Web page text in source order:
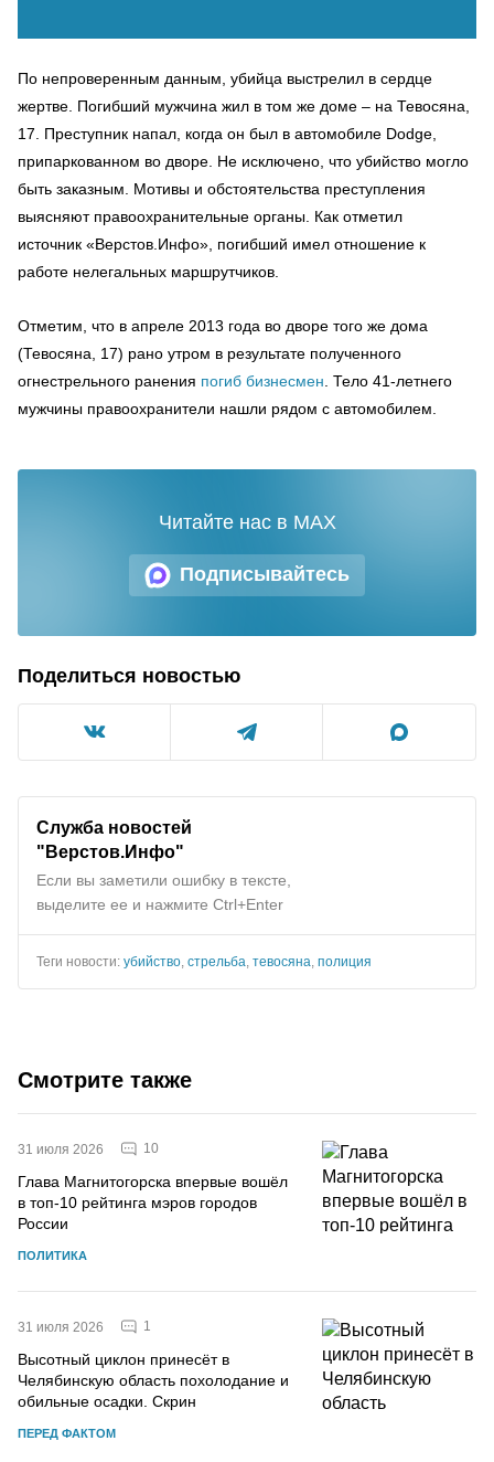
По непроверенным данным, убийца выстрелил в сердце
жертве. Погибший мужчина жил в том же доме – на Тевосяна,
17. Преступник напал, когда он был в автомобиле Dodge,
припаркованном во дворе. Не исключено, что убийство могло
быть заказным. Мотивы и обстоятельства преступления
выясняют правоохранительные органы. Как отметил
источник «Верстов.Инфо», погибший имел отношение к
работе нелегальных маршрутчиков.
Отметим, что в апреле 2013 года во дворе того же дома
(Тевосяна, 17) рано утром в результате полученного
огнестрельного ранения погиб бизнесмен . Тело 41-летнего
мужчины правоохранители нашли рядом с автомобилем.
Подписывайтесь
Читайте нас в MAX
Поделиться новостью
Служба новостей
"Верстов.Инфо"
Если вы заметили ошибку в тексте,
выделите ее и нажмите Ctrl+Enter
Теги новости: убийство стрельба тевосяна полиция
Смотрите также
31 июля 2026 10
Глава Магнитогорска впервые вошёл
в топ-10 рейтинга мэров городов
России
ПОЛИТИКА
31 июля 2026 1
Высотный циклон принесёт в
Челябинскую область похолодание и
обильные осадки. Скрин
ПЕРЕД ФАКТОМ